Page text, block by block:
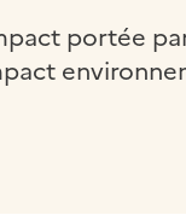
portée